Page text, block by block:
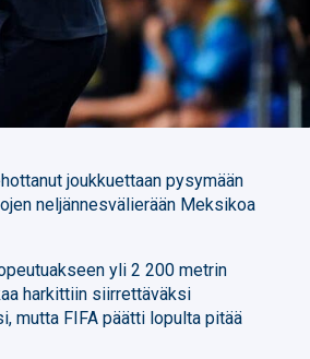
joukkuettaan pysymään
neljännesvälierään Meksikoa
yli 2 200 metrin
harkittiin siirrettäväksi
mutta FIFA päätti lopulta pitää